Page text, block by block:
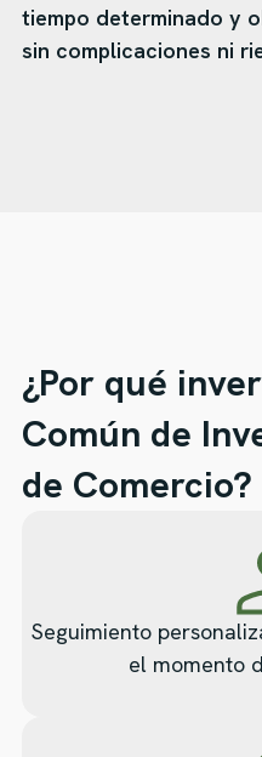
tiempo determinado y
sin complicaciones ni
¿Por qué
Común de
de Comercio?
Seguimiento
el momento